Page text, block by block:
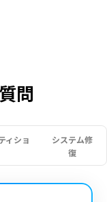
問
ィショ
システム修
復